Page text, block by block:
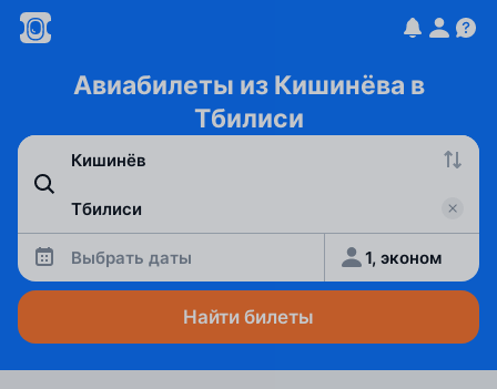
Авиабилеты из Кишинёва в
Тбилиси
Выбрать даты 1, эконом
Найти билеты